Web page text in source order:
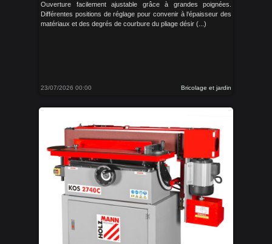
Ouverture facilement ajustable grâce à grandes poignées.
Différentes positions de réglage pour convenir à l‘épaisseur des
matériaux et des degrés de courbure du pliage désir (...)
23/07/2026 00:00 Bricolage et jardin